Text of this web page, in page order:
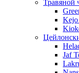
Травяной
Kejo
Jaf